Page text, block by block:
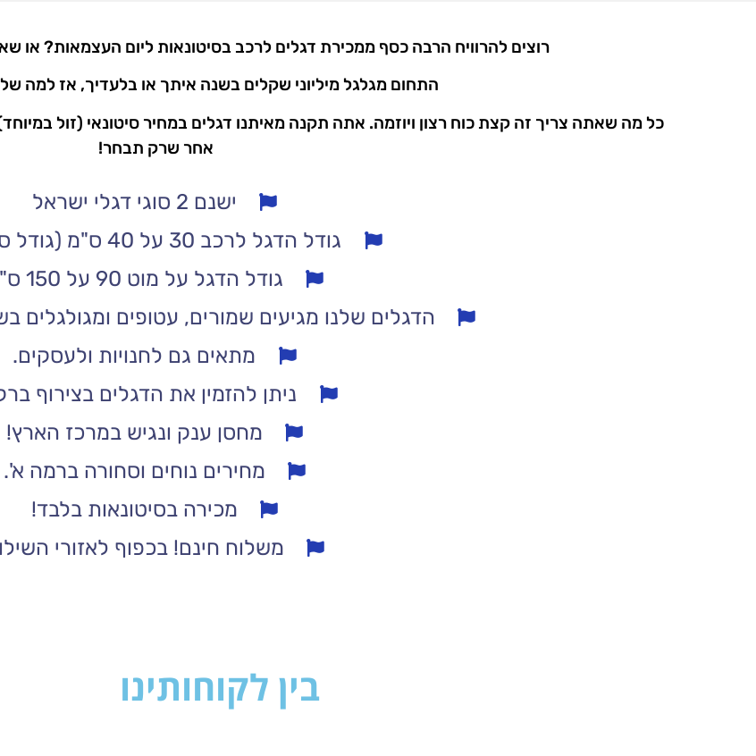
רוצים להרוויח הרבה כסף ממכירת דגלים לרכב בסיטונאות ליום העצמאות? או
התחום מגלגל מיליוני שקלים בשנה איתך או בלעדיך, אז למה
כל מה שאתה צריך זה קצת כוח רצון ויוזמה. אתה תקנה מאיתנו דגלים במחיר סיטונאי (זול
אחר שרק תבחר!
ישנם 2 סוגי דגלי ישראל
גודל הדגל לרכב 30 על 40 ס"מ (גודל סטנדרטי)
גודל הדגל על מוט 90 על 150 ס"מ
הדגלים שלנו מגיעים שמורים, עטופים ומגולגלים
מתאים גם לחנויות ולעסקים.
ניתן להזמין את הדגלים בצירוף
מחסן ענק ונגיש במרכז הארץ!
מחירים נוחים וסחורה ברמה א'.
מכירה בסיטונאות בלבד!
משלוח חינם! בכפוף לאזורי
בין לקוחותינו